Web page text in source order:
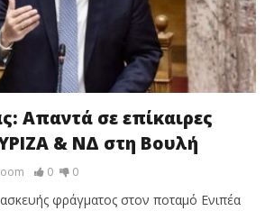
Απαντά σε επίκαιρες
& ΝΔ στη Βουλή
0 0
φράγματος στον ποταμό Ενιπέα